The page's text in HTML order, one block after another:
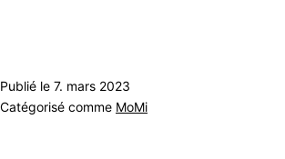
Publié le 7. mars 2023
Catégorisé comme MoMi